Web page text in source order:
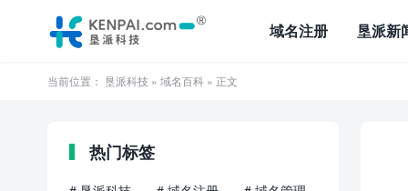
域名注册 垦派新
当前位置： 垦派科技 » 域名百科 » 正文
热门标签